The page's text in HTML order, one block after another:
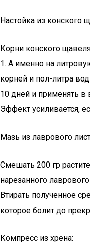
Настойка из конского
Корни конского
1. А именно на
корней и пол-литра
10 дней и применять в
Эффект усиливается,
Мазь из лаврового
Смешать 200 гр
нарезанного
Втирать полученное
которое болит до
Компресс из хрена: